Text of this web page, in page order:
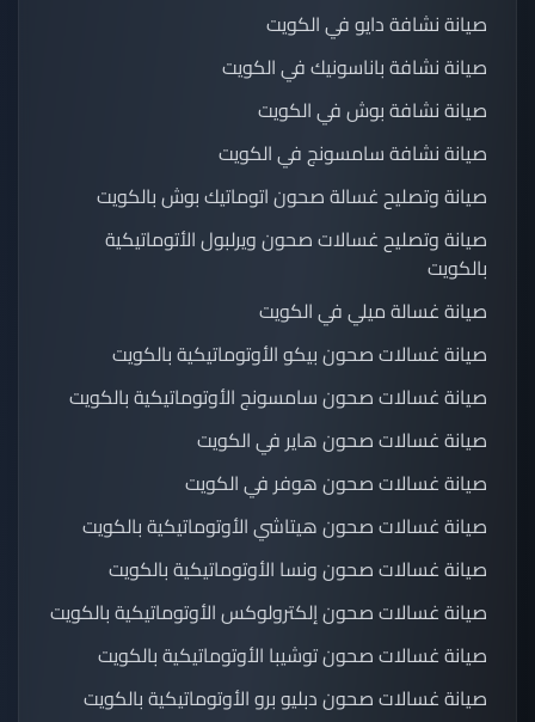
صيانة نشافة دايو في الكويت
صيانة نشافة باناسونيك في الكويت
صيانة نشافة بوش في الكويت
صيانة نشافة سامسونج في الكويت
صيانة وتصليح غسالة صحون اتوماتيك بوش بالكويت
صيانة وتصليح غسالات صحون ويرلبول الأتوماتيكية
بالكويت
صيانة غسالة ميلي في الكويت
صيانة غسالات صحون بيكو الأوتوماتيكية بالكويت
صيانة غسالات صحون سامسونج الأوتوماتيكية بالكويت
صيانة غسالات صحون هاير في الكويت
صيانة غسالات صحون هوفر في الكويت
صيانة غسالات صحون هيتاشي الأوتوماتيكية بالكويت
صيانة غسالات صحون ونسا الأوتوماتيكية بالكويت
صيانة غسالات صحون إلكترولوكس الأوتوماتيكية بالكويت
صيانة غسالات صحون توشيبا الأوتوماتيكية بالكويت
صيانة غسالات صحون دبليو برو الأوتوماتيكية بالكويت